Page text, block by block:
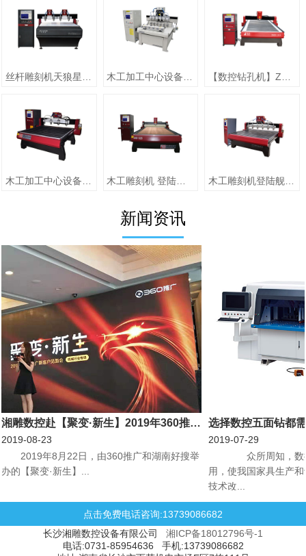
木工雕刻机登陆舰系列 ZMD-1618A
新闻资讯
湘雕数控赴【聚变·新生】2019年360推广新客户见面会机械行业专场会议
2019-08-23
​2019年8月22日，由360推广和湖南好搜举
办的【聚变·新生】...
选择数控五面钻都
2019-07-29
众所周知，数
用，使我国家具生产
技术改...
点击免费电话咨询:13739086682
长沙湘雕数控设备有限公司 湘ICP备18012796号-1
电话:0731-85954636 手机:13739086682